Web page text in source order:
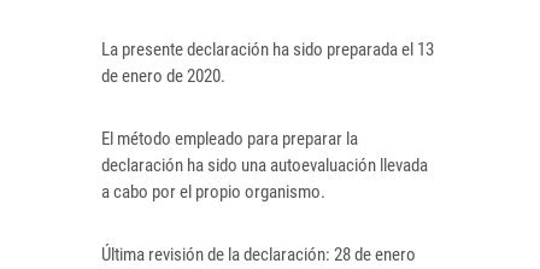
La presente declaración ha sido preparada el 13
de enero de 2020.
El método empleado para preparar la
declaración ha sido una autoevaluación llevada
a cabo por el propio organismo.
Última revisión de la declaración: 28 de enero